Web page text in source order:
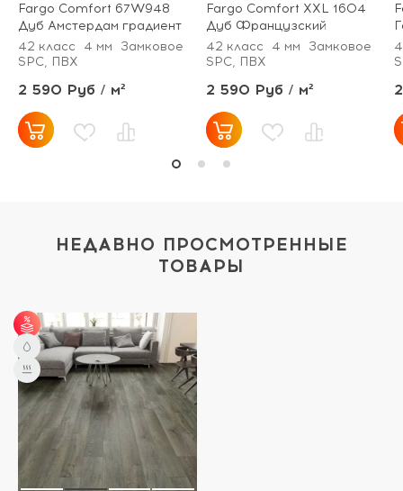
Fargo Comfort 67W948
Дуб Амстердам градиент
42 класс
4 мм
Замковое
SPC, ПВХ
2 590 Руб / м²
Fargo Comfort XXL 1604
Дуб Французский
42 класс
4 мм
Замковое
SPC, ПВХ
2 590 Руб / м²
НЕДАВНО ПРОСМОТРЕННЫЕ
ТОВАРЫ
от 60 м² - скидка 6%.